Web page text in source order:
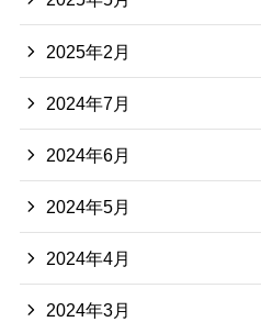
2025年2月
2024年7月
2024年6月
2024年5月
2024年4月
2024年3月